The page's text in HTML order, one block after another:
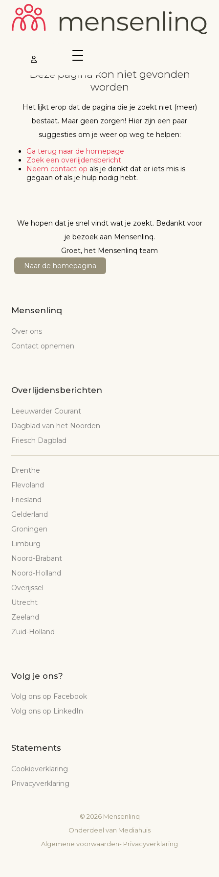
Deze pagina kon niet gevonden
worden
Het lijkt erop dat de pagina die je zoekt niet (meer)
bestaat. Maar geen zorgen! Hier zijn een paar
suggesties om je weer op weg te helpen:
Ga terug naar de homepage
Zoek een overlijdensbericht
Neem contact op als je denkt dat er iets mis is
gegaan of als je hulp nodig hebt.
We hopen dat je snel vindt wat je zoekt. Bedankt voor
je bezoek aan Mensenlinq.
Groet, het Mensenlinq team
Naar de homepagina
Mensenlinq
Over ons
Contact opnemen
Overlijdensberichten
Leeuwarder Courant
Dagblad van het Noorden
Friesch Dagblad
Drenthe
Flevoland
Friesland
Gelderland
Groningen
Limburg
Noord-Brabant
Noord-Holland
Overijssel
Utrecht
Zeeland
Zuid-Holland
Volg je ons?
Volg ons op Facebook
Volg ons op LinkedIn
Statements
Cookieverklaring
Privacyverklaring
© 2026Mensenlinq
Onderdeel van Mediahuis
Algemene voorwaarden- Privacyverklaring